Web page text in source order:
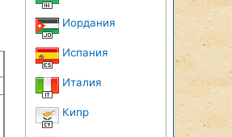
Иордания
Испания
Италия
Кипр